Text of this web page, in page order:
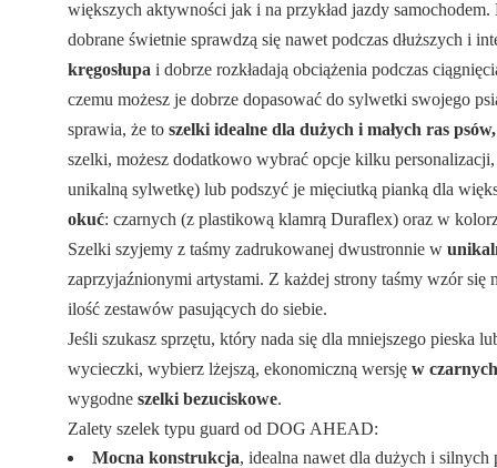
większych aktywności jak i na przykład jazdy
dobrane świetnie sprawdzą się nawet podczas dłuższych i
kręgosłupa i dobrze rozkładają obciążenia podczas
czemu możesz je dobrze dopasować do sylwetki swojego
sprawia, że toszelki idealne dla dużych i małych ras
szelki, możesz dodatkowo wybrać opcje kilku
unikalną sylwetkę) lub podszyć je mięciutką pianką dla
okuć: czarnych (z plastikową klamrą Duraflex) oraz w
Szelki szyjemy z taśmy zadrukowanej dwustronnie w
zaprzyjaźnionymi artystami. Z każdej strony taśmy wzór
ilość zestawów pasujących do siebie.
Jeśli szukasz sprzętu, który nada się dla mniejszego pieska
wycieczki, wybierz lżejszą, ekonomiczną wersjęw
wygodneszelki bezuciskowe.
Zalety szelek typu guard od DOG AHEAD:
Mocna konstrukcja, idealna nawet dla dużych i